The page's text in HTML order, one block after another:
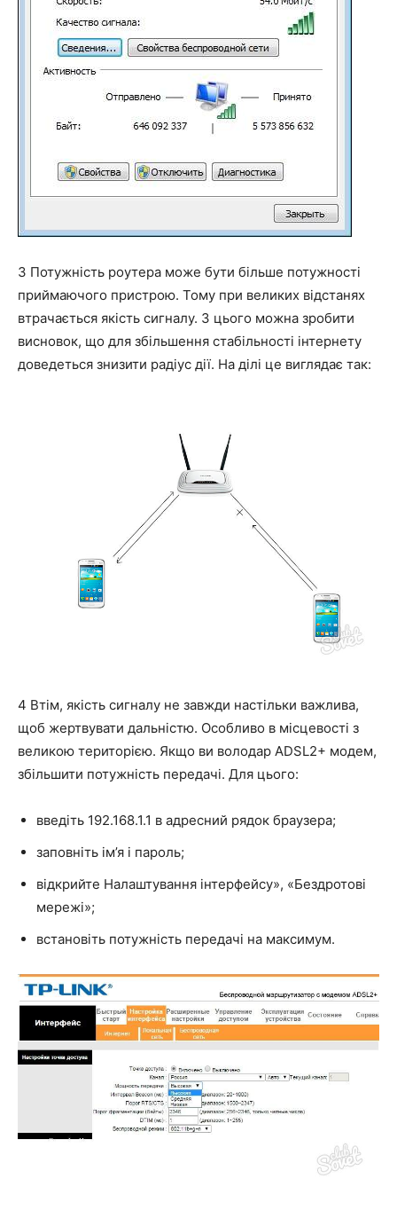
3 Потужність роутера може бути більше потужності
приймаючого пристрою. Тому при великих відстанях
втрачається якість сигналу. З цього можна зробити
висновок, що для збільшення стабільності інтернету
доведеться знизити радіус дії. На ділі це виглядає так:
4 Втім, якість сигналу не завжди настільки важлива,
щоб жертвувати дальністю. Особливо в місцевості з
великою територією. Якщо ви володар ADSL2+ модем,
збільшити потужність передачі. Для цього:
введіть 192.168.1.1 в адресний рядок браузера;
заповніть ім’я і пароль;
відкрийте Налаштування інтерфейсу», «Бездротові
мережі»;
встановіть потужність передачі на максимум.